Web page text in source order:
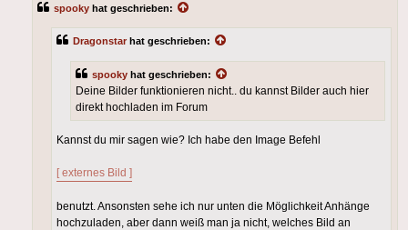
spooky hat geschrieben:
Dragonstar hat geschrieben:
spooky hat geschrieben:
Deine Bilder funktionieren nicht.. du kannst Bilder auch hier
direkt hochladen im Forum
Kannst du mir sagen wie? Ich habe den Image Befehl
[ externes Bild ]
benutzt. Ansonsten sehe ich nur unten die Möglichkeit Anhänge
hochzuladen, aber dann weiß man ja nicht, welches Bild an